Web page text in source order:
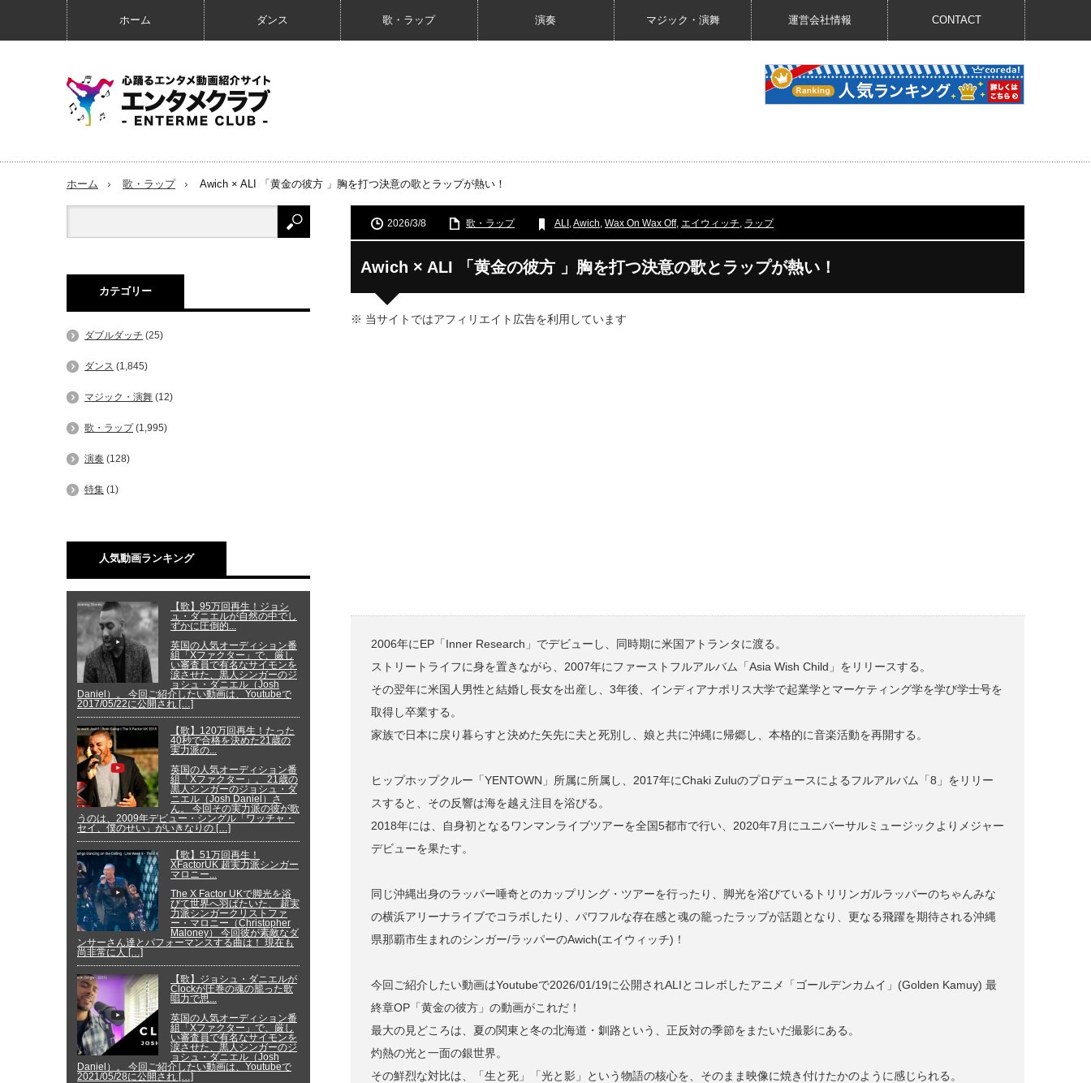
ホーム ダンス 歌・ラップ 演奏 マジック・演舞 運営会社情報 CONTACT
ホーム 歌・ラップ Awich × ALI 「黄金の彼方 」胸を打つ決意の歌とラップが熱い！
2026/3/8 歌・ラップ ALI ,Awich, Wax On Wax Off, エイウィッチ, ラップ
Awich × ALI 「黄金の彼方 」胸を打つ決意の歌とラップが熱い！
※ 当サイトではアフィリエイト広告を利用しています
2006年にEP「Inner Research」でデビューし、同時期に米国アトランタに渡る。
ストリートライフに身を置きながら、2007年にファーストフルアルバム「Asia Wish Child」をリリースする。
その翌年に米国人男性と結婚し長女を出産し、3年後、インディアナポリス大学で起業学とマーケティング学を学び学士号を
取得し卒業する。
家族で日本に戻り暮らすと決めた矢先に夫と死別し、娘と共に沖縄に帰郷し、本格的に音楽活動を再開する。
ヒップホップクルー「YENTOWN」所属に所属し、2017年にChaki Zuluのプロデュースによるフルアルバム「8」をリリー
スすると、その反響は海を越え注目を浴びる。
2018年には、自身初となるワンマンライブツアーを全国5都市で行い、2020年7月にユニバーサルミュージックよりメジャー
デビューを果たす。
同じ沖縄出身のラッパー唾奇とのカップリング・ツアーを行ったり、脚光を浴びているトリリンガルラッパーのちゃんみな
の横浜アリーナライブでコラボしたり、パワフルな存在感と魂の籠ったラップが話題となり、更なる飛躍を期待される沖縄
県那覇市生まれのシンガー/ラッパーのAwich(エイウィッチ)！
今回ご紹介したい動画はYoutubeで2026/01/19に公開されALIとコレボしたアニメ「ゴールデンカムイ」(Golden Kamuy) 最
終章OP「黄金の彼方」の動画がこれだ！
最大の見どころは、夏の関東と冬の北海道・釧路という、正反対の季節をまたいだ撮影にある。
灼熱の光と一面の銀世界。
その鮮烈な対比は、「生と死」「光と影」という物語の核心を、そのまま映像に焼き付けたかのように感じられる。
カテゴリー
ダブルダッチ (25)
ダンス (1,845)
マジック・演舞 (12)
歌・ラップ(1,995)
演奏 (128)
特集 (1)
人気動画ランキング
【歌】95万回再生！ジョシ
ュ・ダニエルが自然の中でし
ずかに圧倒的...
英国の人気オーディション番
組「Xファクター」で、厳し
い審査員で有名なサイモンを
涙させた、黒人シンガーのジ
ョシュ・ダニエル（Josh
Daniel）。 今回ご紹介したい動画は、Youtubeで
2017/05/22に公開され […]
【歌】120万回再生！たった
40秒で合格を決めた21歳の
実力派の...
英国の人気オーディション番
組「Xファクター」。 21歳の
黒人シンガーのジョシュ・ダ
ニエル（Josh Daniel）さ
ん。 今回その実力派の彼が歌
うのは、2009年デビュー・シングル「ワッチャ・
セイ、僕のせい」がいきなりの […]
【歌】51万回再生！
XFactorUK 超実力派シンガー
マロニー...
The X Factor UKで脚光を浴
びて世界へ羽ばたいた、 超実
力派シンガークリストファ
ー・マロニー（Christopher
Maloney） 今回彼が素敵なダ
ンサーさん達とパフォーマンスする曲は！ 現在も
尚非常に人 […]
【歌】ジョシュ・ダニエルが
Clockが圧巻の魂の籠った歌
唱力で思...
英国の人気オーディション番
組「Xファクター」で、厳し
い審査員で有名なサイモンを
涙させた、黒人シンガーのジ
ョシュ・ダニエル（Josh
Daniel）。 今回ご紹介したい動画は、Youtubeで
2021/05/28に公開され […]